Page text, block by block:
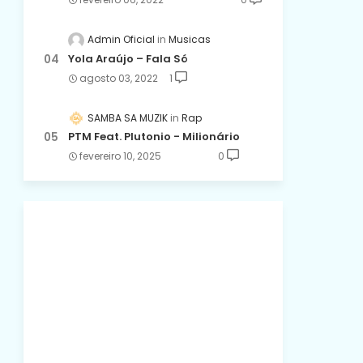
Admin Oficial Musicas
Yola Araújo – Fala Só
agosto 03, 2022 1
SAMBA SA MUZIK Rap
PTM Feat. Plutonio - Milionário
fevereiro 10, 2025 0